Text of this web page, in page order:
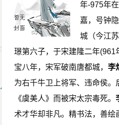
凭谁：《古今词统》《词谱》
等本中均作“无人”。《阳春集》
地表达出来，可见其“闲”。因
景色也会细腻入微地观察，借
经这样观察了一整个春天。落
是她每日生活的写照。除了观
可做。因此这闲不是悠闲，而
句“春来常是闲”就有了更深的
而且“常是闲”自然就是一个寄
女主人公无聊生活的具体化、
年-975年
嘉，号钟
城（今江
璟第六子，于宋建隆二年(961
宝八年，宋军破南唐都城，李
为右千牛卫上将军、违命侯。
《虞美人》而被宋太宗毒死。
术才华却非凡。精书法，善绘